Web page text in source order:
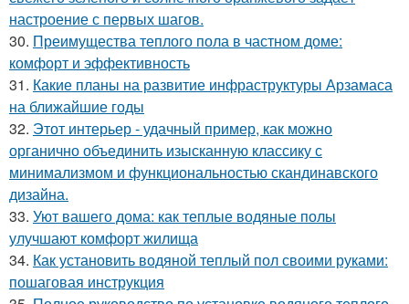
настроение с первых шагов.
30. Преимущества теплого пола в частном доме:
комфорт и эффективность
31. Какие планы на развитие инфраструктуры Арзамаса
на ближайшие годы
32. Этот интерьер - удачный пример, как можно
органично объединить изысканную классику с
минимализмом и функциональностью скандинавского
дизайна.
33. Уют вашего дома: как теплые водяные полы
улучшают комфорт жилища
34. Как установить водяной теплый пол своими руками:
пошаговая инструкция